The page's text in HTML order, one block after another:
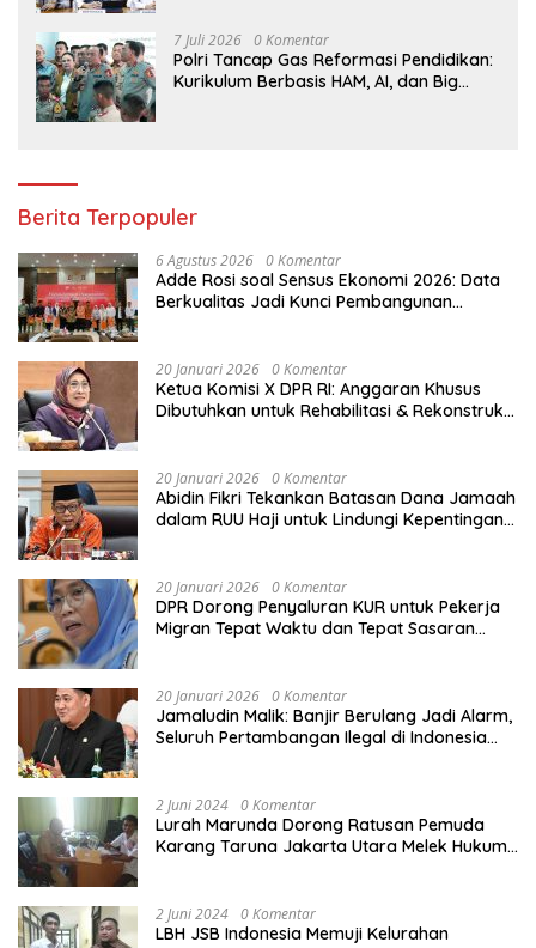
7 Juli 2026 0 Komentar
Polri Tancap Gas Reformasi Pendidikan:
Kurikulum Berbasis HAM, AI, dan Big
Berita Terpopuler
6 Agustus 2026 0 Komentar
Adde Rosi soal Sensus Ekonomi 2026: Data
Berkualitas Jadi Kunci Pembangunan
20 Januari 2026 0 Komentar
Ketua Komisi X DPR RI: Anggaran Khusus
Dibutuhkan untuk Rehabilitasi & Rekonstruksi
20 Januari 2026 0 Komentar
Abidin Fikri Tekankan Batasan Dana Jamaah
dalam RUU Haji untuk Lindungi Kepentingan
20 Januari 2026 0 Komentar
DPR Dorong Penyaluran KUR untuk Pekerja
Migran Tepat Waktu dan Tepat Sasaran
20 Januari 2026 0 Komentar
Jamaludin Malik: Banjir Berulang Jadi Alarm,
Seluruh Pertambangan Ilegal di Indonesia
2 Juni 2024 0 Komentar
Lurah Marunda Dorong Ratusan Pemuda
Karang Taruna Jakarta Utara Melek Hukum
2 Juni 2024 0 Komentar
LBH JSB Indonesia Memuji Kelurahan